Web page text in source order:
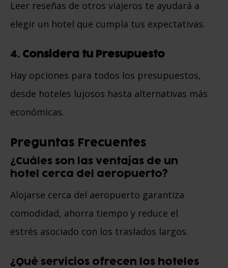
Leer reseñas de otros viajeros te ayudará a
elegir un hotel que cumpla tus expectativas.
4. Considera tu Presupuesto
Hay opciones para todos los presupuestos,
desde hoteles lujosos hasta alternativas más
económicas.
Preguntas Frecuentes
¿Cuáles son las ventajas de un
hotel cerca del aeropuerto?
Alojarse cerca del aeropuerto garantiza
comodidad, ahorra tiempo y reduce el
estrés asociado con los traslados largos.
¿Qué servicios ofrecen los hoteles